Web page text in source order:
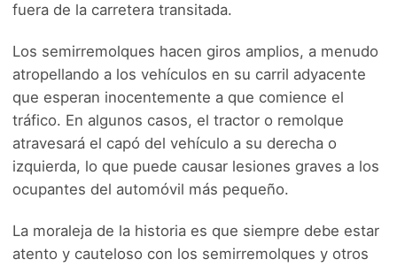
fuera de la carretera transitada.
Los semirremolques hacen giros amplios, a menudo
atropellando a los vehículos en su carril adyacente
que esperan inocentemente a que comience el
tráfico. En algunos casos, el tractor o remolque
atravesará el capó del vehículo a su derecha o
izquierda, lo que puede causar lesiones graves a los
ocupantes del automóvil más pequeño.
La moraleja de la historia es que siempre debe estar
atento y cauteloso con los semirremolques y otros